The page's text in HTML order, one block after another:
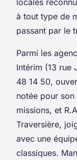
à tout type de
passant par le
Parmi les
Intérim (13 rue
48 14 50,
notée pour
missions, et
Traversière,
avec une
classiques.